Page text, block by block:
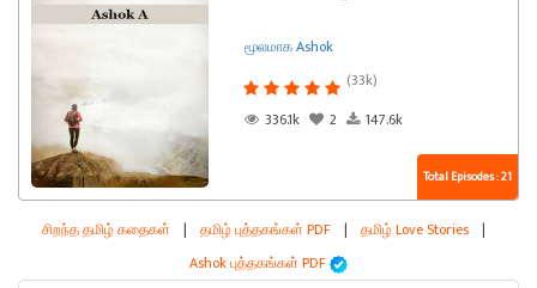
மூலமாக Ashok
(33k)
336.1k
2 147.6k
Total Episodes : 21
சிறந்த தமிழ் கதைகள் | தமிழ் புத்தகங்கள் PDF | தமிழ் Love Stories |
Ashok புத்தகங்கள் PDF